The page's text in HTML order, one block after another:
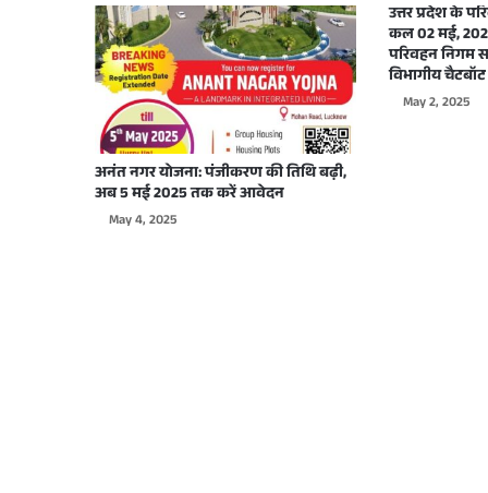
September 29, 2025
September 26, 2025
अनंत नगर योजना: पंजीकरण की तिथि बढ़ी,
अब 5 मई 2025 तक करें आवेदन
May 4, 2025
उत्तर प्रदेश के
कल 02 मई,
परिवहन निगम
विभागीय
May 2, 2025